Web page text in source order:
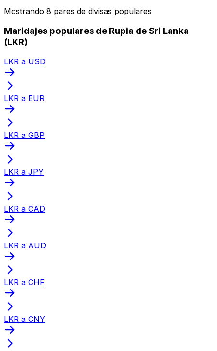
Mostrando 8 pares de divisas populares
Maridajes populares de Rupia de Sri Lanka
(LKR)
LKR a USD
LKR a EUR
LKR a GBP
LKR a JPY
LKR a CAD
LKR a AUD
LKR a CHF
LKR a CNY